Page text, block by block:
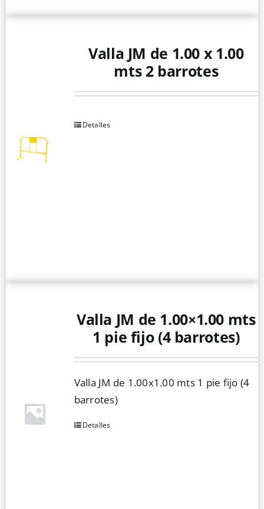
Valla JM de 1.00 x 1.00
mts 2 barrotes
Detalles
Valla JM de 1.00×1.00 mts
1 pie fijo (4 barrotes)
Valla JM de 1.00x1.00 mts 1 pie fijo (4
barrotes)
Detalles